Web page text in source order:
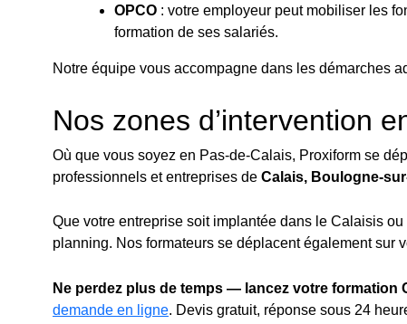
OPCO : votre employeur peut mobiliser les
formation de ses salariés.
Notre équipe vous accompagne dans les démarches
Nos zones d’intervention
Où que vous soyez en Pas-de-Calais, Proxiform se
professionnels et entreprises de Calais, Boulogne-
Que votre entreprise soit implantée dans le Calaisis
planning. Nos formateurs se déplacent également sur
Ne perdez plus de temps — lancez votre formation
demande en ligne. Devis gratuit, réponse sous 24